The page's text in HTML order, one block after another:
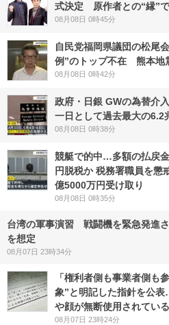
式決定 原作者との“縁”で
08月08日 0時45分
自民党福岡県議団の松尾
例”のトップ不在 熊本地
08月08日 0時42分
政府・日銀 GWの為替介
一日として過去最大の6.2
08月08日 0時38分
競艇で的中…多額の払戻
円脱税か 税務署職員を懲
億5000万円受け取り
08月08日 0時35分
台湾の軍事演習 戦闘機を緊急発進
を想定
08月07日 23時34分
「権利者側も事業者側も
象”と明記した指針を公
や顔が無断使用されてい
08月07日 23時24分